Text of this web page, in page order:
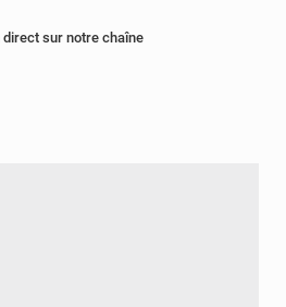
sur notre chaîne